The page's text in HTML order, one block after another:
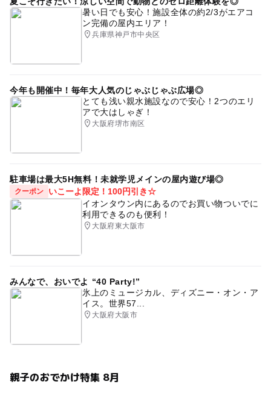
暑い日でも安心！施設全体の約2/3がエアコ
ン完備の屋内エリア！
兵庫県神戸市中央区
今年も開催中！毎年大人気のじゃぶじゃぶ広場◎
とても浅い親水施設なので安心！2つのエリ
アで大はしゃぎ！
大阪府堺市南区
駐車場は最大5H無料！未就学児メインの屋内遊び場◎
クーポン
いこーよ限定！100円引き☆
イオンタウン内にあるのでお買い物ついでに
利用できるのも便利！
大阪府東大阪市
みんなで、おいでよ “40 Party!”
氷上のミュージカル、ディズニー・オン・ア
イス。世界57...
大阪府大阪市
親子のおでかけ特集 8月